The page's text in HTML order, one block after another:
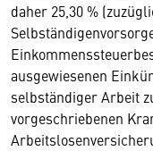
daher 25,30 %
ausgewiesenen
selbständiger Arbeit
vorgeschriebenen